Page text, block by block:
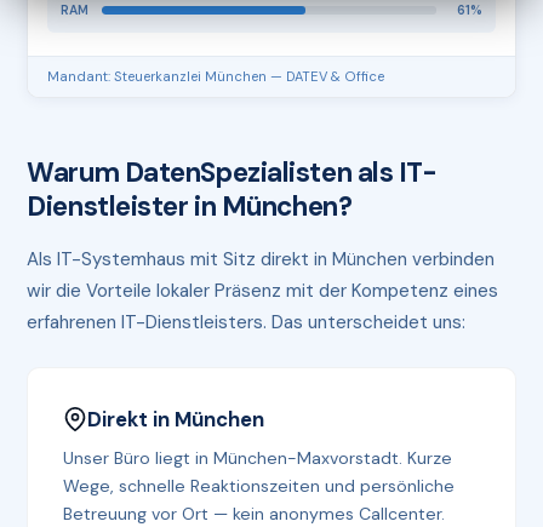
RAM
61%
Mandant: Steuerkanzlei München — DATEV & Office
Warum DatenSpezialisten als IT-
Dienstleister in München?
Als IT-Systemhaus mit Sitz direkt in München verbinden
wir die Vorteile lokaler Präsenz mit der Kompetenz eines
erfahrenen IT-Dienstleisters. Das unterscheidet uns:
Direkt in München
Unser Büro liegt in München-Maxvorstadt. Kurze
Wege, schnelle Reaktionszeiten und persönliche
Betreuung vor Ort — kein anonymes Callcenter.